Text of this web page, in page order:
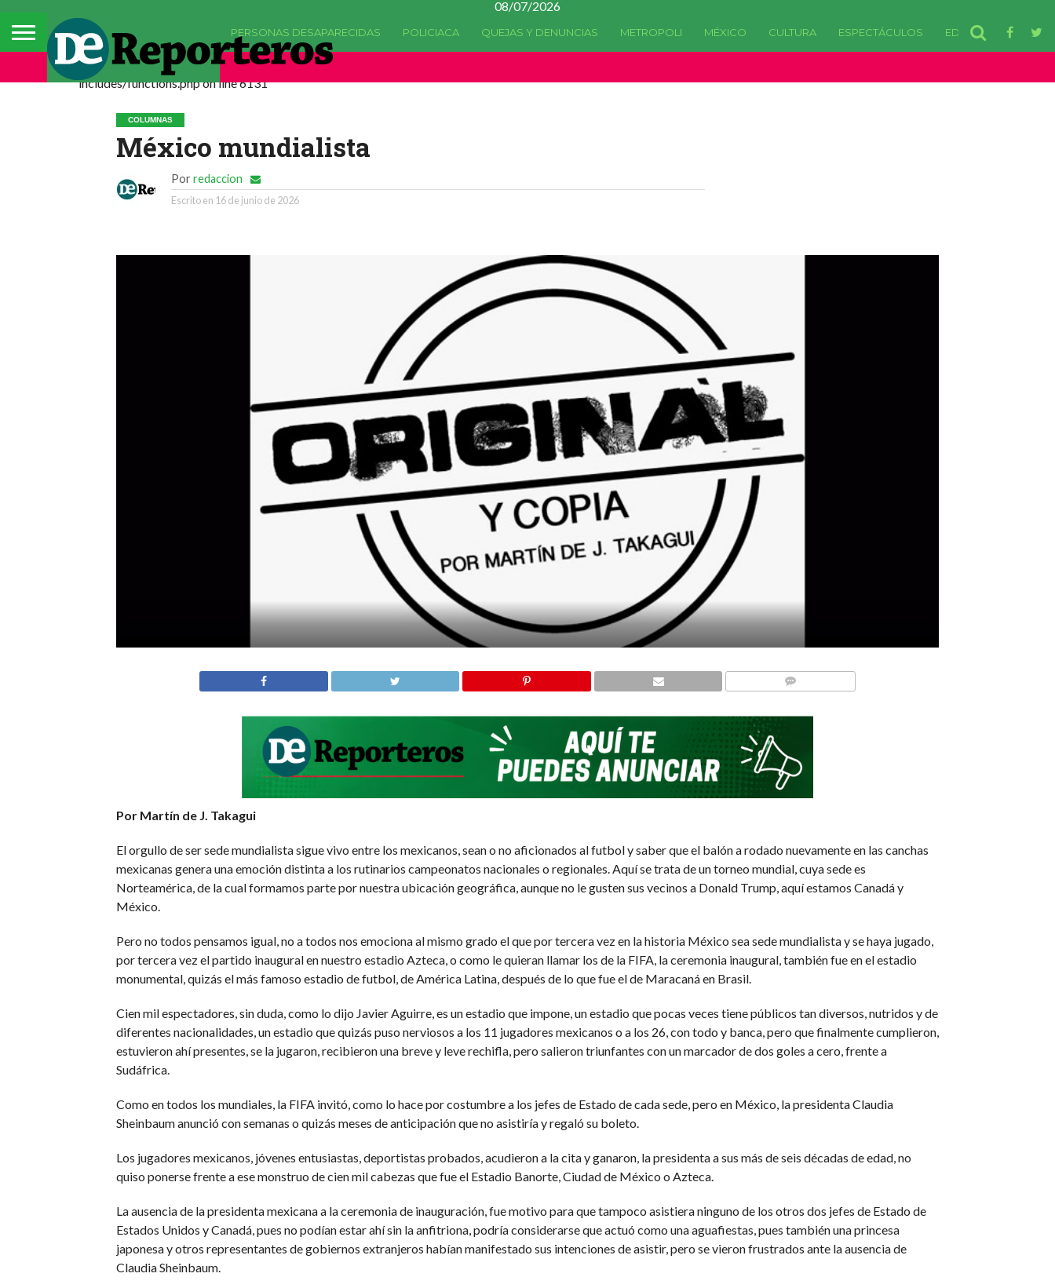
08/07/2026
PERSONAS DESAPARECIDAS POLICIACA QUEJAS Y DENUNCIAS METROPOLI MÉXICO CULTURA ESPECTÁCULOS EDOMEX
Deprecated: La función comments_popup_script ha quedado
includes/functions.php on line 6131
COLUMNAS
México mundialista
Por redaccion
Escrito en 16 de junio de 2026
Por Martín de J. Takagui
El orgullo de ser sede mundialista sigue vivo entre los mexicanos, sean o no aficionados al futbol y saber que el balón a rodado nuevamente en las canchas
mexicanas genera una emoción distinta a los rutinarios campeonatos nacionales o regionales. Aquí se trata de un torneo mundial, cuya sede es
Norteamérica, de la cual formamos parte por nuestra ubicación geográfica, aunque no le gusten sus vecinos a Donald Trump, aquí estamos Canadá y
México.
Pero no todos pensamos igual, no a todos nos emociona al mismo grado el que por tercera vez en la historia México sea sede mundialista y se haya jugado,
por tercera vez el partido inaugural en nuestro estadio Azteca, o como le quieran llamar los de la FIFA, la ceremonia inaugural, también fue en el estadio
monumental, quizás el más famoso estadio de futbol, de América Latina, después de lo que fue el de Maracaná en Brasil.
Cien mil espectadores, sin duda, como lo dijo Javier Aguirre, es un estadio que impone, un estadio que pocas veces tiene públicos tan diversos, nutridos y de
diferentes nacionalidades, un estadio que quizás puso nerviosos a los 11 jugadores mexicanos o a los 26, con todo y banca, pero que finalmente cumplieron,
estuvieron ahí presentes, se la jugaron, recibieron una breve y leve rechifla, pero salieron triunfantes con un marcador de dos goles a cero, frente a
Sudáfrica.
Como en todos los mundiales, la FIFA invitó, como lo hace por costumbre a los jefes de Estado de cada sede, pero en México, la presidenta Claudia
Sheinbaum anunció con semanas o quizás meses de anticipación que no asistiría y regaló su boleto.
Los jugadores mexicanos, jóvenes entusiastas, deportistas probados, acudieron a la cita y ganaron, la presidenta a sus más de seis décadas de edad, no
quiso ponerse frente a ese monstruo de cien mil cabezas que fue el Estadio Banorte, Ciudad de México o Azteca.
La ausencia de la presidenta mexicana a la ceremonia de inauguración, fue motivo para que tampoco asistiera ninguno de los otros dos jefes de Estado de
Estados Unidos y Canadá, pues no podían estar ahí sin la anfitriona, podría considerarse que actuó como una aguafiestas, pues también una princesa
japonesa y otros representantes de gobiernos extranjeros habían manifestado sus intenciones de asistir, pero se vieron frustrados ante la ausencia de
Claudia Sheinbaum.